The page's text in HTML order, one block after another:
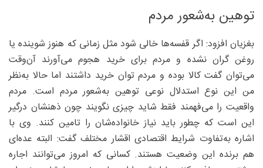
توهین به‌شعور مردم
بغزیان افزود: اگر قفسه‌ها خالی شود مثل زمانی که هنوز شوینده یا
روغن گران نشده و مردم برای خرید هجوم می‌آورند آن‌وقت
می‌توان گفت کالا بوده و مردم توان خرید داشتند اما حالا به‌نظر
من این نوع استدلال نوعی توهین به‌شعور مردم است. مردم
واقعیت را می‌فهمند فقط شاید چیزی نگویند چون ذهنشان درگیر
این است که چطور باید نیاز خانواده‌شان را تامین کنند. وی با
اشاره به‌تفاوت شرایط اقتصادی اقشار مختلف گفت: البته عده‌ای
هم برنده این وضعیت هستند. کسانی که امروز می‌توانند اجاره